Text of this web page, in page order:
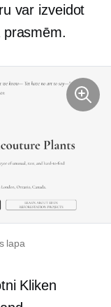
var izveidot
prasmēm.
lapa
Kliken